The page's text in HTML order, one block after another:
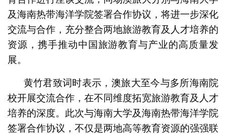
及海南热带海洋学院签署合作协议，将进一步深化
交流与合作，充分整合两地旅游教育及人才培养的
资源，携手推动中国旅游教育与产业的高质量发
展。
黄竹君致词时表示，澳旅大至今与多所海南院
校开展交流合作，在不同维度拓宽旅游教育及人才
培养的深度。此次与海南大学及海南热带海洋学院
签署合作协议，不仅是两地高等教育资源的强强联